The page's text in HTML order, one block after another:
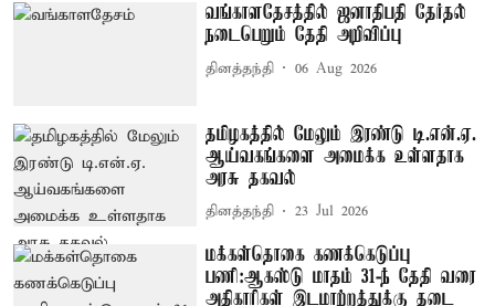
வங்காளதேசத்தில் ஜனாதிபதி தேர்தல்
நடைபெறும் தேதி அறிவிப்பு
தினத்தந்தி 06 Aug 2026
தமிழகத்தில் மேலும் இரண்டு டி.என்.ஏ.
ஆய்வகங்களை அமைக்க உள்ளதாக
அரசு தகவல்
தினத்தந்தி 23 Jul 2026
மக்கள்தொகை கணக்கெடுப்பு
பணி:ஆகஸ்டு மாதம் 31-ந் தேதி வரை
அதிகாரிகள் இடமாற்றத்துக்கு தடை